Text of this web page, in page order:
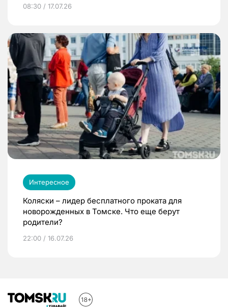
08:30 / 17.07.26
Интересное
Коляски – лидер бесплатного проката для
новорожденных в Томске. Что еще берут
родители?
22:00 / 16.07.26